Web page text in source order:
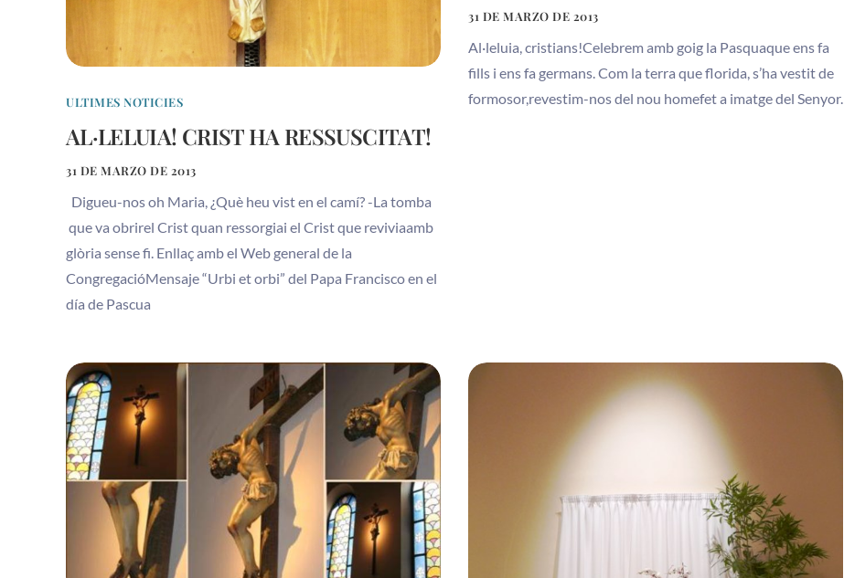
ULTIMES NOTICIES
AL·LELUIA! CRIST HA RESSUSCITAT!
31 DE MARZO DE 2013
Digueu-nos oh Maria, ¿Què heu vist en el camí? -La tomba
que va obrirel Crist quan ressorgiai el Crist que reviviaamb
glòria sense fi. Enllaç amb el Web general de la
CongregacióMensaje “Urbi et orbi” del Papa Francisco en el
día de Pascua
31 DE MARZO DE 2013
Al·leluia, cristians!Celebrem amb goig la Pasquaque ens fa
fills i ens fa germans. Com la terra que florida, s’ha vestit de
formosor,revestim-nos del nou homefet a imatge del Senyor.